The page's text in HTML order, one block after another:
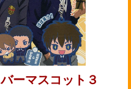
ーマスコット３